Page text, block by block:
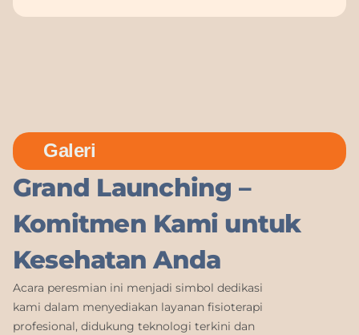
Galeri
Grand Launching –
Komitmen Kami untuk
Kesehatan Anda
Acara peresmian ini menjadi simbol dedikasi
kami dalam menyediakan layanan fisioterapi
profesional, didukung teknologi terkini dan